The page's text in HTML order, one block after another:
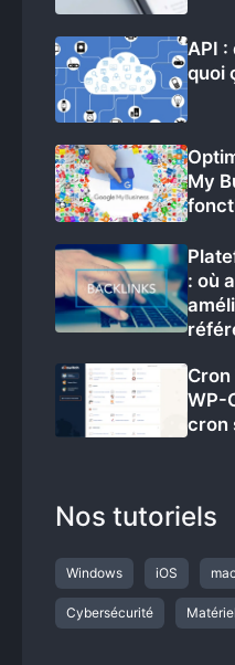
API :
quoi
My
: où
WP-
cron
Nos tutoriels
Windows iOS
Cybersécurité Matériel